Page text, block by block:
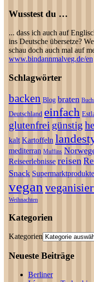
Wusstest du …
... dass ich auch auf
ins Deutsche übersetze?
schau doch auch mal auf
www.bindannmalveg.de/en
Schlagwörter
backen Blog braten
Deutschland einfach
glutenfrei günstig
kalt Kartoffeln
mediterran Muffins
Reiseerlebnisse reisen
Snack Supermarktprodukte
vegan
Weihnachten
Kategorien
Kategorien
Neueste Beiträge
Berliner